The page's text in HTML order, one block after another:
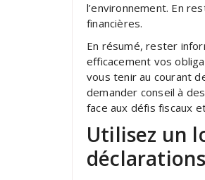
l’environnement. En
financières.
En résumé, rester
efficacement vos
vous tenir au courant
demander conseil à
face aux défis fiscaux
Utilisez un